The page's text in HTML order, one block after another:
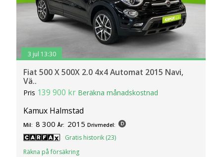
3 jul 13:30
Fiat 500 X 500X 2.0 4x4 Automat 2015 Navi,
Vä..
Pris 139 900 kr Beräkna månadskostnad
Kamux Halmstad
Mil: 8 300 År: 2015 Drivmedel:
Gratis historik (23)
Räkna på försäkring